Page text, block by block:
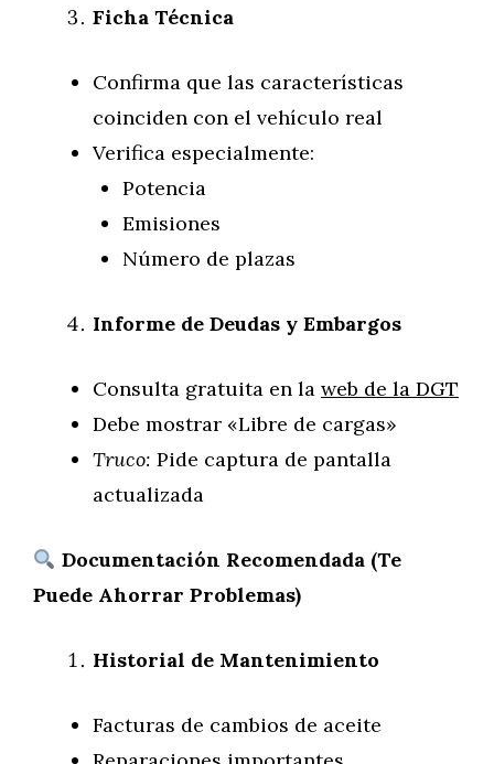
Ficha Técnica
Confirma que las características
coinciden con el vehículo real
Verifica especialmente:
Potencia
Emisiones
Número de plazas
Informe de Deudas y Embargos
Consulta gratuita en la web de la DGT
Debe mostrar «Libre de cargas»
Truco: Pide captura de pantalla
actualizada
Documentación Recomendada (Te
Puede Ahorrar Problemas)
Historial de Mantenimiento
Facturas de cambios de aceite